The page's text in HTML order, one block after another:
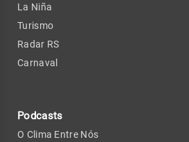
La Niña
Turismo
Radar RS
Carnaval
Podcasts
O Clima Entre Nós